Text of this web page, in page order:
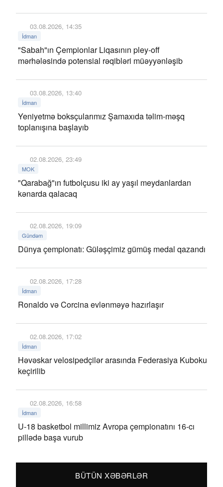
03.08.2026, 14:35
İdman
"Sabah"ın Çempionlar Liqasının pley-off
mərhələsində potensial rəqibləri müəyyənləşib
03.08.2026, 13:40
İdman
Yeniyetmə boksçularımız Şamaxıda təlim-məşq
toplanışına başlayıb
02.08.2026, 23:49
MOK
"Qarabağ"ın futbolçusu iki ay yaşıl meydanlardan
kənarda qalacaq
02.08.2026, 19:09
Gündəm
Dünya çempionatı: Güləşçimiz gümüş medal qazandı
02.08.2026, 17:28
İdman
Ronaldo və Corcina evlənməyə hazırlaşır
02.08.2026, 17:02
İdman
Həvəskar velosipedçilər arasında Federasiya Kuboku
keçirilib
02.08.2026, 16:58
İdman
U-18 basketbol millimiz Avropa çempionatını 16-cı
pillədə başa vurub
BÜTÜN XƏBƏRLƏR